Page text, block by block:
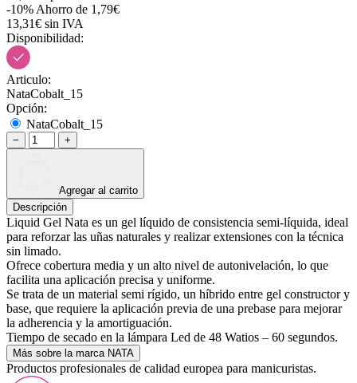
-10% Ahorro de 1,79€
13,31€ sin IVA
Disponibilidad:
Articulo:
NataCobalt_15
Opción:
NataCobalt_15
− +
Agregar al carrito
Descripción
Liquid Gel Nata es un gel líquido de consistencia semi-líquida, ideal
para reforzar las uñas naturales y realizar extensiones con la técnica
sin limado.
Ofrece cobertura media y un alto nivel de autonivelación, lo que
facilita una aplicación precisa y uniforme.
Se trata de un material semi rígido, un híbrido entre gel constructor y
base, que requiere la aplicación previa de una prebase para mejorar
la adherencia y la amortiguación.
Tiempo de secado en la lámpara Led de 48 Watios – 60 segundos.
Más sobre la marca NATA
Productos profesionales de calidad europea para manicuristas.